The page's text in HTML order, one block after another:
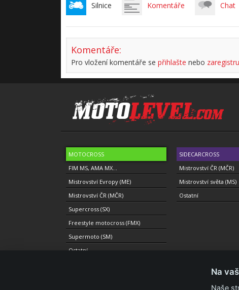
Silnice Komentáře Chat
Komentáře:
Pro vložení komentáře se přihlašte nebo
MOTOCROSS
FIM MS, AMA MX...
Mistrovství Evropy (ME)
Mistrovství ČR (MČR)
Supercross (SX)
Freestyle motocross (FMX)
Supermoto (SM)
Ostatní
SIDECARCROSS
Mistrovství ČR (MČR)
Mistrovství světa (MS)
Ostatní
Na
Naše